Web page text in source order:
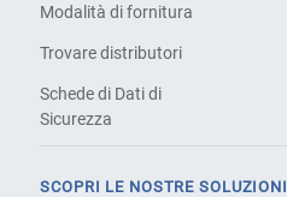
Modalità di fornitura
Trovare distributori
Schede di Dati di
Sicurezza
SCOPRI LE NOSTRE SOLUZIONI